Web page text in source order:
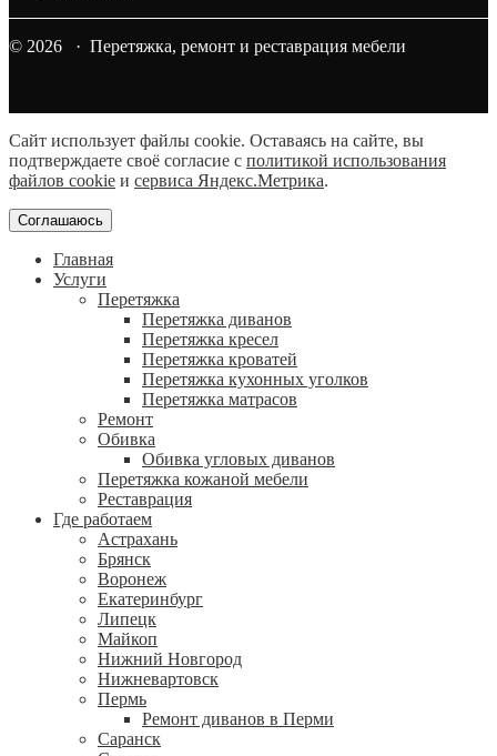
© 2026 · Перетяжка, ремонт и реставрация мебели
Сайт использует файлы cookie. Оставаясь на сайте, вы
подтверждаете своё согласие с политикой использования
файлов cookie и сервиса Яндекс.Метрика.
Соглашаюсь
Главная
Услуги
Перетяжка
Перетяжка диванов
Перетяжка кресел
Перетяжка кроватей
Перетяжка кухонных уголков
Перетяжка матрасов
Ремонт
Обивка
Обивка угловых диванов
Перетяжка кожаной мебели
Реставрация
Где работаем
Астрахань
Брянск
Воронеж
Екатеринбург
Липецк
Майкоп
Нижний Новгород
Нижневартовск
Пермь
Ремонт диванов в Перми
Саранск